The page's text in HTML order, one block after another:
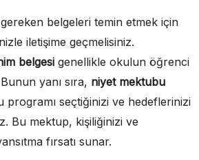
belgeleri temin etmek için
iletişime geçmelisiniz.
belgesi genellikle okulun öğrenci
yanı sıra, niyet mektubu
programı seçtiğinizi ve hedeflerinizi
Bu mektup, kişiliğinizi ve
fırsatı sunar.